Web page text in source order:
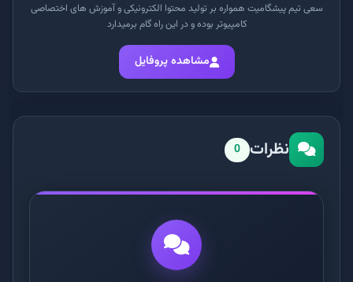
سعی تیم پیشگامیت همواره بر تولید محتوا الکترونیکی و آموزش های اختصاصی
کامپیوتر بوده و در این راه گام برمیدارد
مشاهده پروفایل
نظرات 0